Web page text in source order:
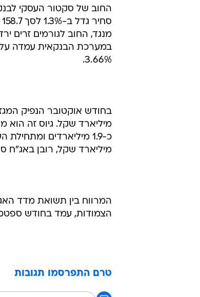
3.66%.
מיליארד שקל. גיוס זה הוא
מיליארד שקל, רובן באג"ח
הצמודות, עמד בחודש ספטמבר על כ-1.8%. ב-12 החודשים
טרם התפרסמו תגובות